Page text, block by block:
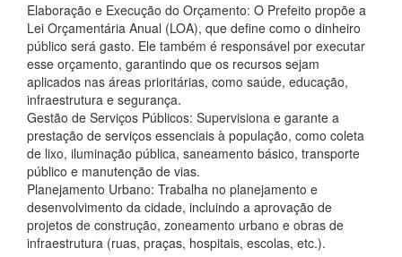
Elaboração e Execução do Orçamento: O Prefeito propõe a
Lei Orçamentária Anual (LOA), que define como o dinheiro
público será gasto. Ele também é responsável por executar
esse orçamento, garantindo que os recursos sejam
aplicados nas áreas prioritárias, como saúde, educação,
infraestrutura e segurança.
Gestão de Serviços Públicos: Supervisiona e garante a
prestação de serviços essenciais à população, como coleta
de lixo, iluminação pública, saneamento básico, transporte
público e manutenção de vias.
Planejamento Urbano: Trabalha no planejamento e
desenvolvimento da cidade, incluindo a aprovação de
projetos de construção, zoneamento urbano e obras de
infraestrutura (ruas, praças, hospitais, escolas, etc.).